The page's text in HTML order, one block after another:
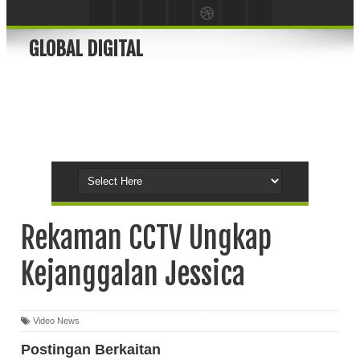
GLOBAL DIGITAL
Rekaman CCTV Ungkap
Kejanggalan Jessica
Video News
Postingan Berkaitan